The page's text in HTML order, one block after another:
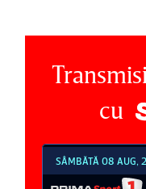
cu
SÂMBĂTĂ 08 AUG,